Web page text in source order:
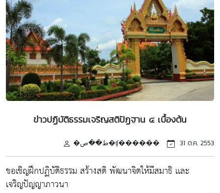
ข่าวปฏิบัติธรรมเจริญสติปัฏฐาน ๔ เบื้องต้น
�ط��ص�ʧ������ 31 ต.ค. 2553
ขอเชิญฝึกปฏิบัติธรรม สร้างสติ พัฒนาจิตให้มีสมาธิ เเละ
เจริญปัญญาภาวนา